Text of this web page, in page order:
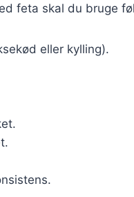
feta skal du bruge
eller kylling).